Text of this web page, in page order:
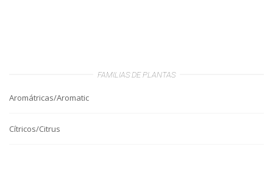
FAMILIAS DE PLANTAS
Aromátricas/Aromatic
Cítricos/Citrus